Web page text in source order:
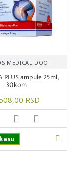
MEDICAL DOO
PLUS ampule 25ml,
30kom
RSD